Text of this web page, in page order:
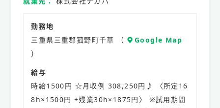
勤務地
三重県三重郡菰野町千草 （
Google Map
）
給与
時給1500円 ☆月収例 308,250円♪ 〈所定16
8h×1500円 +残業30h×1875円〉 ※試用期間